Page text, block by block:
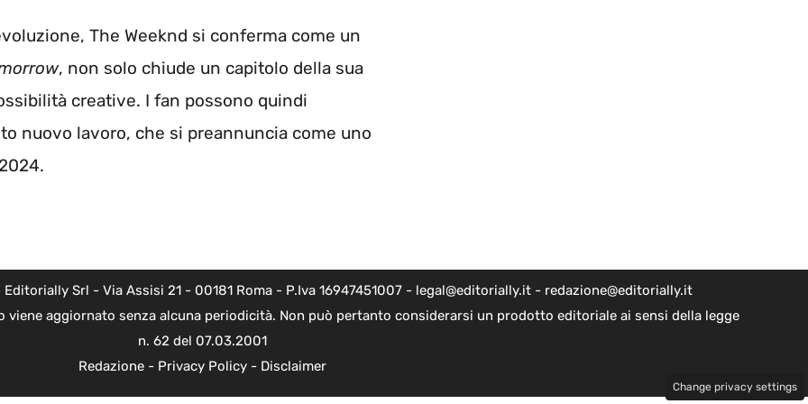
The Weeknd si conferma come un
, non solo chiude un capitolo della sua
creative. I fan possono quindi
nuovo lavoro, che si preannuncia come uno
Srl - Via Assisi 21 - 00181 Roma - P.Iva 16947451007 - legal@editorially.it - redazione@editorially.it
aggiornato senza alcuna periodicità. Non può pertanto considerarsi un prodotto editoriale ai sensi della legge
n. 62 del 07.03.2001
Redazione- Privacy Policy- Disclaimer
Change privacy settings